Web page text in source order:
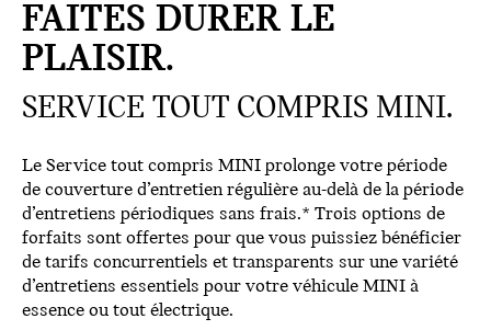
FAITES DURER LE
PLAISIR.
SERVICE TOUT COMPRIS MINI.
Le Service tout compris MINI prolonge votre période
de couverture d’entretien régulière au-delà de la période
d’entretiens périodiques sans frais.* Trois options de
forfaits sont offertes pour que vous puissiez bénéficier
de tarifs concurrentiels et transparents sur une variété
d’entretiens essentiels pour votre véhicule MINI à
essence ou tout électrique.